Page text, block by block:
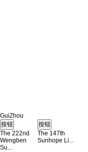
GuiZhou
The 222nd
Wengben
Su...
The 147th
Sunhope Li...